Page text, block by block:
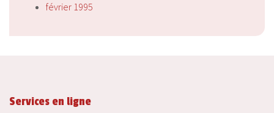
février 1995
Services en ligne